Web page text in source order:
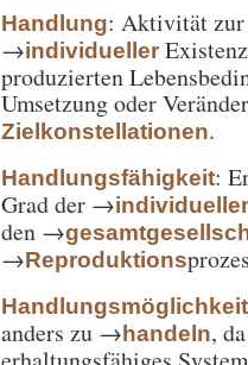
Handlung: Aktivität zur
→individueller
produzierten
Umsetzung oder
Zielkonstellationen.
Handlungsfähigkeit:
Grad der →
den →
→Reproduktions
Handlungsmöglichkeit
anders zu →handeln,